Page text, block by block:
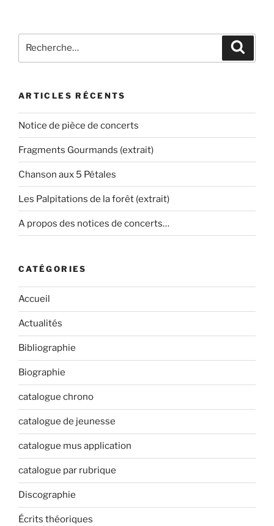
pour
ARTICLES RÉCENTS
Notice de pièce de concerts
Fragments Gourmands (extrait)
Chanson aux 5 Pétales
Les Palpitations de la forêt (extrait)
A propos des notices de concerts…
CATÉGORIES
Accueil
Actualités
Bibliographie
Biographie
catalogue chrono
catalogue de jeunesse
catalogue mus application
catalogue par rubrique
Discographie
Écrits théoriques